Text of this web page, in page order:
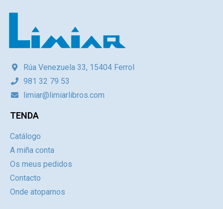
Rúa Venezuela 33, 15404 Ferrol
981 32 79 53
limiar@limiarlibros.com
TENDA
Catálogo
A miña conta
Os meus pedidos
Contacto
Onde atoparnos